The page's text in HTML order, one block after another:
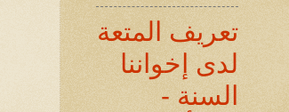
تعريف المتعة
لدى إخواننا
السنة -